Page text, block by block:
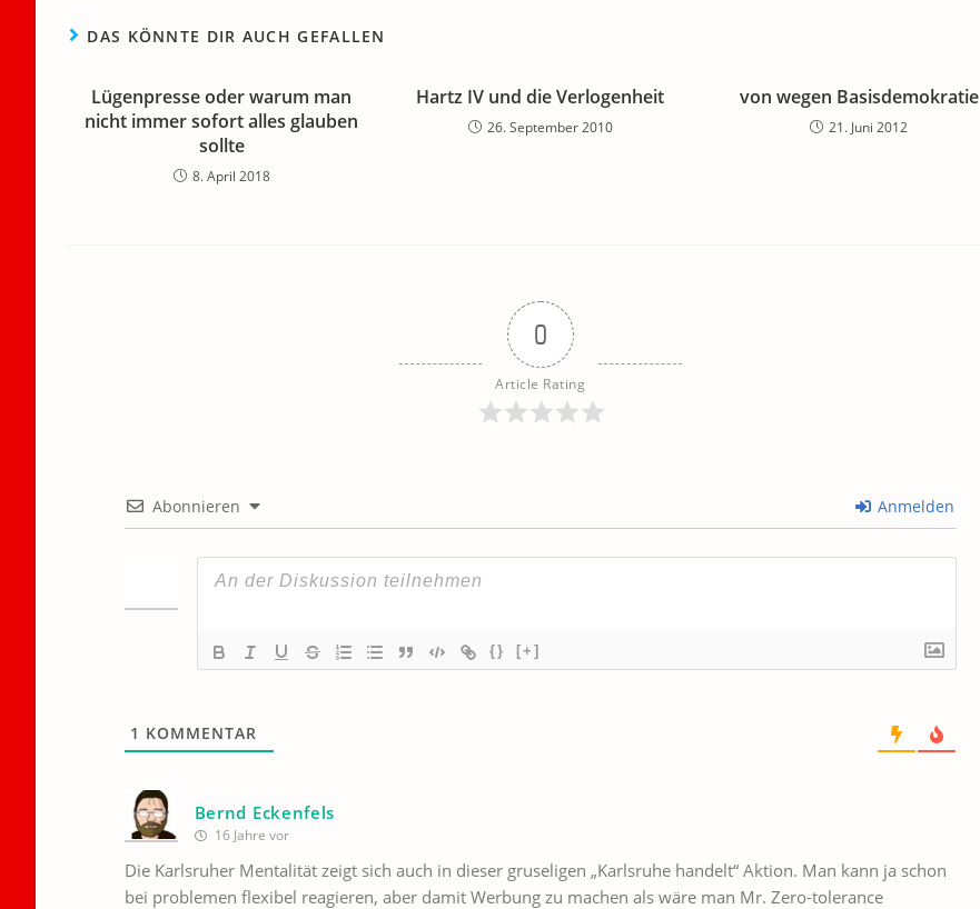
DAS KÖNNTE DIR AUCH GEFALLEN
Lügenpresse oder warum man
nicht immer sofort alles glauben
sollte
8. April 2018
Hartz IV und die Verlogenheit
26. September 2010
von wegen Basisdemokratie
21. Juni 2012
0
Article Rating
Abonnieren Anmelden
{} [+]
1 KOMMENTAR
Bernd Eckenfels
16 Jahre vor
Die Karlsruher Mentalität zeigt sich auch in dieser gruseligen „Karlsruhe handelt“ Aktion. Man kann ja schon
bei problemen flexibel reagieren, aber damit Werbung zu machen als wäre man Mr. Zero-tolerance